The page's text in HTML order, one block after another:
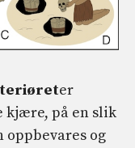
er
kjære, på en slik
oppbevares og